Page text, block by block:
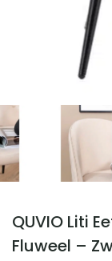
QUVIO Liti
Fluweel –